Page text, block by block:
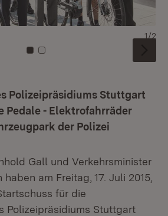
Zu Kachel: 0
Zu Kachel: 1
1/2
Polizeipräsidiums Stuttgart
Pedale - Elektrofahrräder
der Polizei
Gall und Verkehrsminister
am Freitag, 17. Juli 2015,
für die
Polizeipräsidiums Stuttgart